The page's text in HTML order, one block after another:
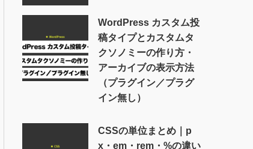
WordPress カスタム投
稿タイプとカスタムタ
クソノミーの作り方・
アーカイブの表示方法
（プラグイン／プラグ
イン無し）
CSSの単位まとめ｜p
x・em・rem・%の違い